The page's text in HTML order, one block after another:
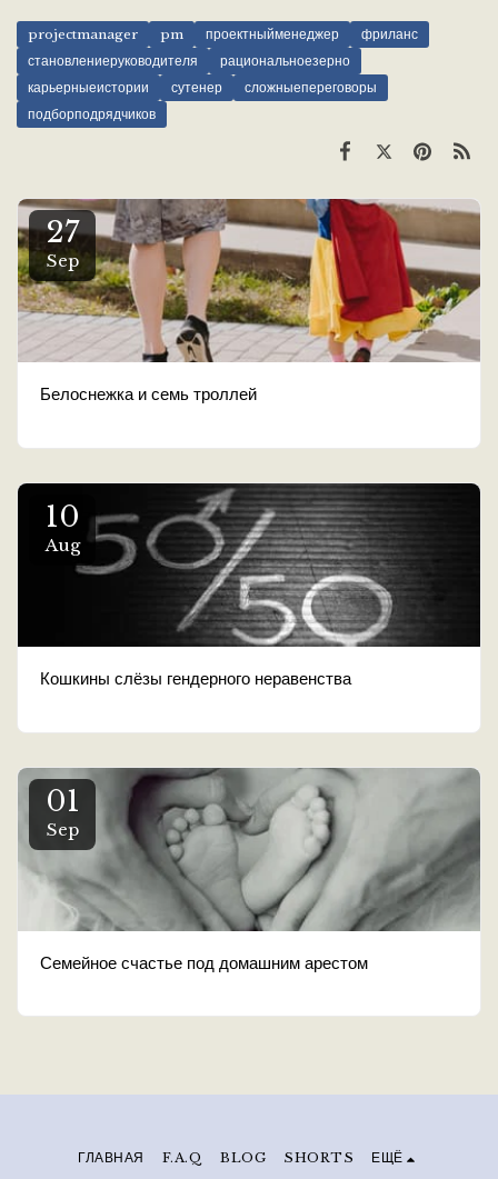
projectmanager pm проектныйменеджер
фриланс
становлениеруководителя
рациональноезерно
карьерныеистории
сутенер
сложныепереговоры
подборподрядчиков
27
Sep
Белоснежка и семь троллей
10
Aug
Кошкины слёзы гендерного неравенства
01
Sep
Семейное счастье под домашним арестом
ГЛАВНАЯ F.A.Q BLOG SHORTS ЕЩЁ